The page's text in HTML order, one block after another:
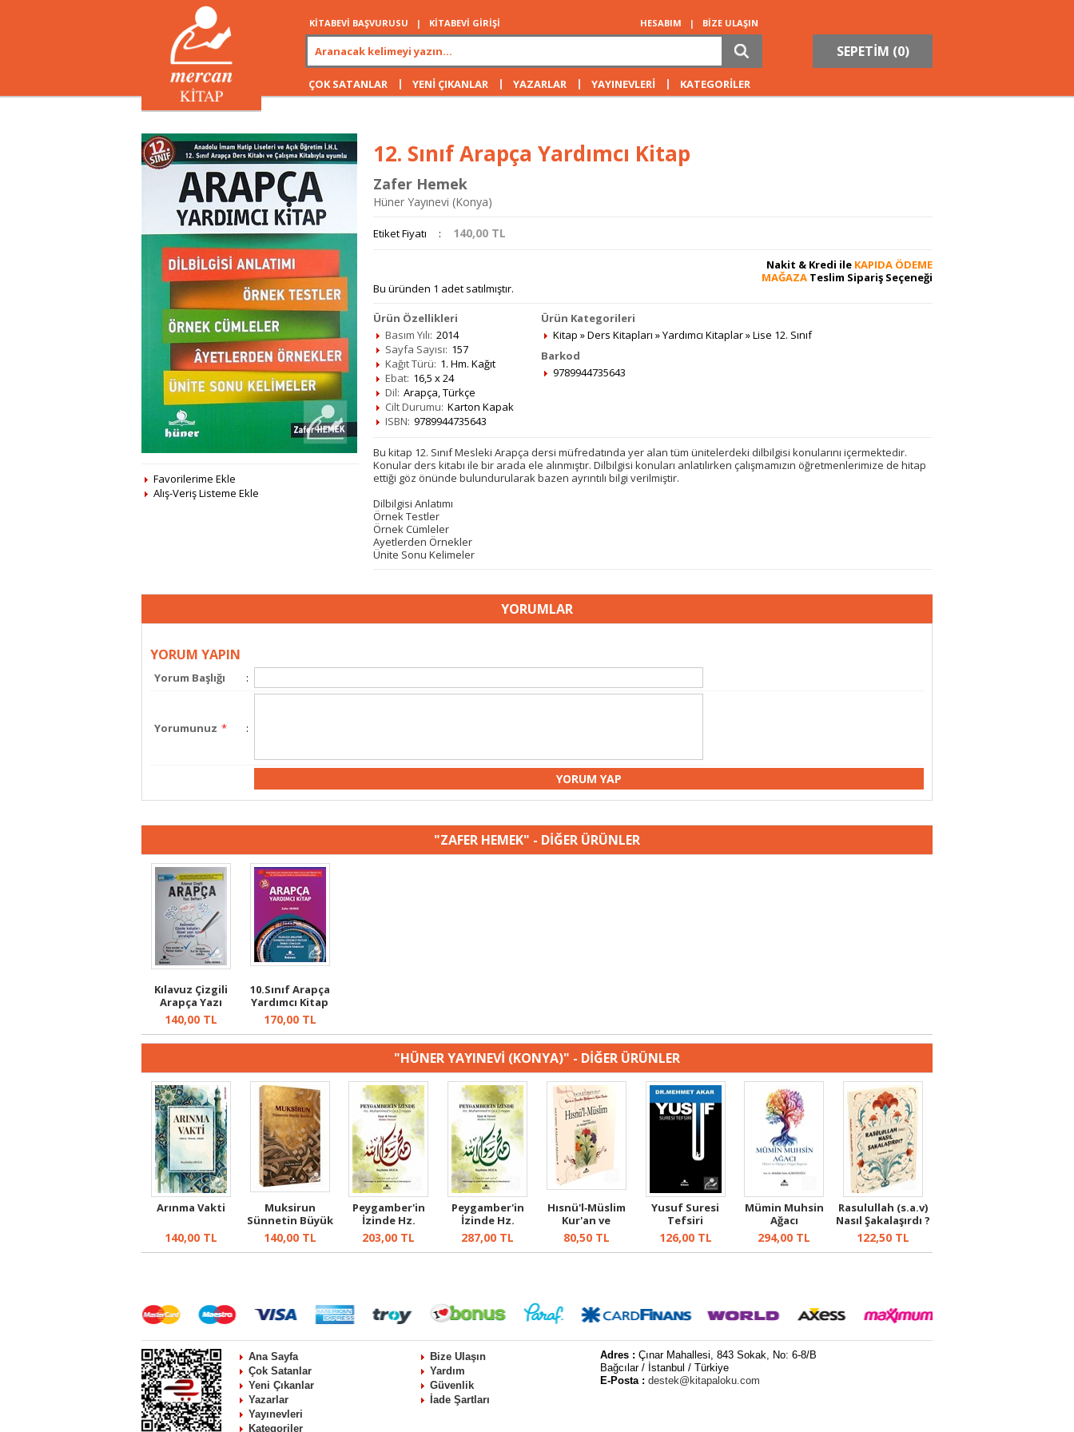
KİTABEVİ BAŞVURUSU | KİTABEVİ GİRİŞİ HESABIM | BİZE ULAŞIN
SEPETİM (0)
ÇOK SATANLAR | YENİ ÇIKANLAR | YAZARLAR | YAYINEVLERİ | KATEGORİLER
Favorilerime Ekle
Alış-Veriş Listeme Ekle
12. Sınıf Arapça Yardımcı Kitap
Zafer Hemek
Hüner Yayınevi (Konya)
Etiket Fiyatı : 140,00 TL
Bu üründen 1 adet satılmıştır.
Nakit & Kredi ile KAPIDA ÖDEME
MAĞAZA Teslim Sipariş Seçeneği
Ürün Özellikleri
Basım Yılı: 2014
Sayfa Sayısı: 157
Kağıt Türü: 1. Hm. Kağıt
Ebat: 16,5 x 24
Dil: Arapça, Türkçe
Cilt Durumu: Karton Kapak
ISBN: 9789944735643
Ürün Kategorileri
Kitap »Ders Kitapları »Yardımcı Kitaplar»Lise 12. Sınıf
Barkod
9789944735643
Bu kitap 12. Sınıf Mesleki Arapça dersi müfredatında yer alan tüm ünitelerdeki dilbilgisi konularını içermektedir.
Konular ders kitabı ile bir arada ele alınmıştır. Dilbilgisi konuları anlatılırken çalışmamızın öğretmenlerimize de hitap
ettiği göz önünde bulundurularak bazen ayrıntılı bilgi verilmiştir.
Dilbilgisi Anlatımı
Örnek Testler
Örnek Cümleler
Ayetlerden Örnekler
Ünite Sonu Kelimeler
YORUMLAR
YORUM YAPIN
Yorum Başlığı :
Yorumunuz * :
"ZAFER HEMEK" - DİĞER ÜRÜNLER
Kılavuz Çizgili
Arapça Yazı
Defteri
140,00TL
10.Sınıf Arapça
Yardımcı Kitap
170,00TL
"HÜNER YAYINEVİ (KONYA)" - DİĞER ÜRÜNLER
Arınma Vakti
140,00TL
Muksirun
Sünnetin Büyük
Ravileri
140,00TL
Peygamber'in
İzinde Hz.
Muhammed'in
(a.s...
203,00 TL
Peygamber'in
İzinde Hz.
Muhammed'in
(a.s...
287,00 TL
Hısnü'l‐Müslim
Kur'an ve
Sünnetten
Müslü...
80,50TL
Yusuf Suresi
Tefsiri
126,00TL
Mümin Muhsin
Ağacı
294,00 TL
Rasulullah (s.a.v)
Nasıl Şakalaşırdı ?
122,50 TL
Ana Sayfa
Çok Satanlar
Yeni Çıkanlar
Yazarlar
Yayınevleri
Kategoriler
Bize Ulaşın
Yardım
Güvenlik
İade Şartları
Adres :Çınar Mahallesi, 843 Sokak, No: 6-8/B
Bağcılar / İstanbul / Türkiye
E-Posta :destek@kitapaloku.com